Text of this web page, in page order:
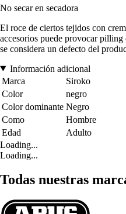
No secar en secadora
El roce de ciertos tejidos con
accesorios puede provocar
se considera un defecto del
Información adicional
Marca
Siroko
Color
negro
Color dominante Negro
Como
Hombre
Edad
Adulto
Loading...
Loading...
Todas nuestras